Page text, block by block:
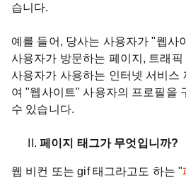
습니다.
예를 들어, 당사는 사용자가 "웹사
사용자가 방문하는 페이지, 트래
사용자가 사용하는 인터넷 서비스
여 "웹사이트" 사용자의 프로필을
수 있습니다.
페이지 태그가 무엇입니까?
웹 비컨 또는 gif 태그라고도 하는 "